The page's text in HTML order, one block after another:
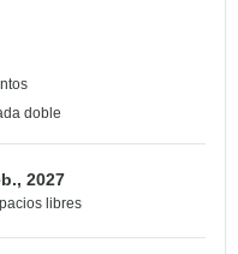
doble
2027
libres